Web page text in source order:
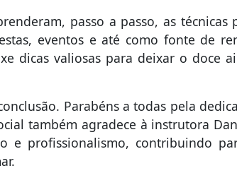
passo a passo, as técnicas
eventos e até como fonte de
dicas valiosas para deixar o doce
Parabéns a todas pela
também agradece à instrutora
e profissionalismo, contribuindo